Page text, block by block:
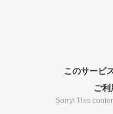
このサービ
ご利
Sorry! This